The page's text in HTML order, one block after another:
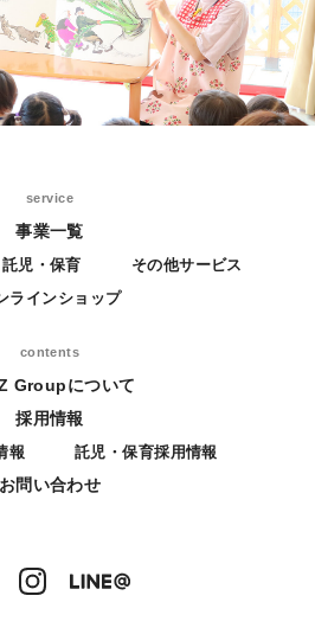
service
事業一覧
託児・保育
その他サービス
ラインショップ
contents
Groupについて
採用情報
報 託児・保育採用情報
お問い合わせ